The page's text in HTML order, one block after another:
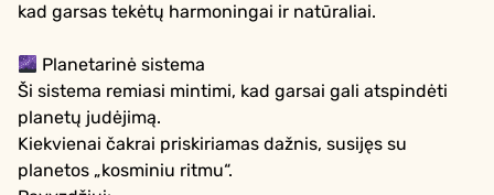
kad garsas tekėtų harmoningai ir natūraliai.
Planetarinė sistema
Ši sistema remiasi mintimi, kad garsai gali atspindėti
planetų judėjimą.
Kiekvienai čakrai priskiriamas dažnis, susijęs su
planetos „kosminiu ritmu“.